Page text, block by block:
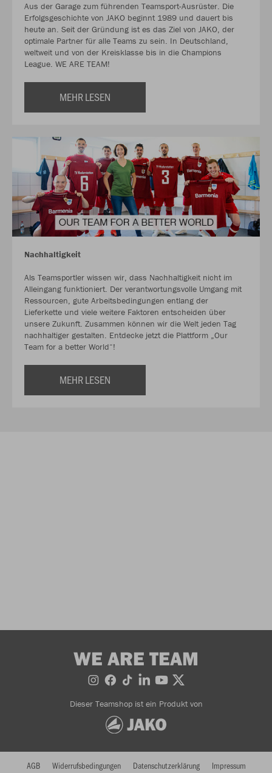
Aus der Garage zum führenden Teamsport-Ausrüster. Die
Erfolgsgeschichte von JAKO beginnt 1989 und dauert bis
heute an. Seit der Gründung ist es das Ziel von JAKO, der
optimale Partner für alle Teams zu sein. In Deutschland,
weltweit und von der Kreisklasse bis in die Champions
League. WE ARE TEAM!
MEHR LESEN
Nachhaltigkeit
Als Teamsportler wissen wir, dass Nachhaltigkeit nicht im
Alleingang funktioniert. Der verantwortungsvolle Umgang mit
Ressourcen, gute Arbeitsbedingungen entlang der
Lieferkette und viele weitere Faktoren entscheiden über
unsere Zukunft. Zusammen können wir die Welt jeden Tag
nachhaltiger gestalten. Entdecke jetzt die Plattform „Our
Team for a better World“!
MEHR LESEN
WE ARE TEAM
Dieser Teamshop ist ein Produkt von
AGB Widerrufsbedingungen Datenschutzerklärung Impressum